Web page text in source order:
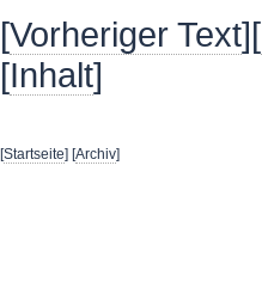
[Vorheriger Text][
[Inhalt]
[Startseite] [Archiv]